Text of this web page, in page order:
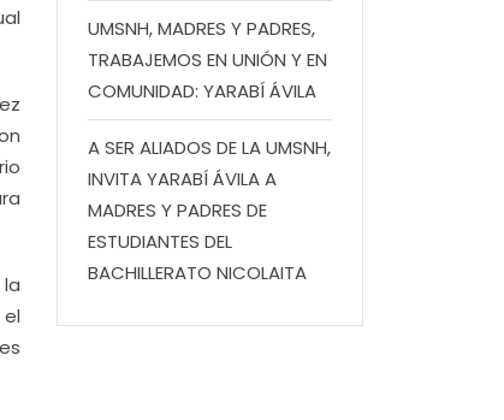
UMSNH, MADRES Y PADRES,
TRABAJEMOS EN UNIÓN Y EN
COMUNIDAD: YARABÍ ÁVILA
A SER ALIADOS DE LA UMSNH,
INVITA YARABÍ ÁVILA A
MADRES Y PADRES DE
ESTUDIANTES DEL
BACHILLERATO NICOLAITA